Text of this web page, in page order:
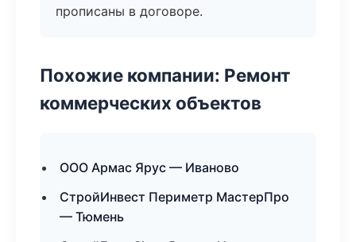
прописаны в договоре.
Похожие компании: Ремонт
коммерческих объектов
ООО Армас Ярус — Иваново
СтройИнвест Периметр МастерПро
— Тюмень